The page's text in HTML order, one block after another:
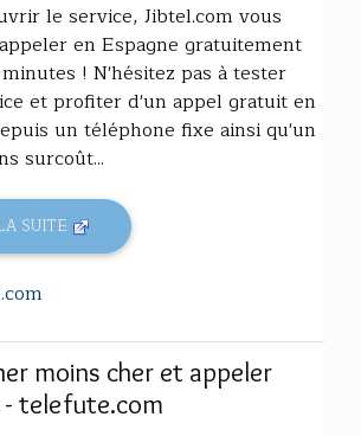
le service, Jibtel.com vous
en Espagne gratuitement
! N'hésitez pas à tester
et profiter d'un appel gratuit en
un téléphone fixe ainsi qu'un
surcoût...
SUITE
moins cher et appeler
- telefute.com